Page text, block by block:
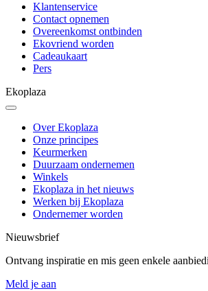
Klantenservice
Contact opnemen
Overeenkomst ontbinden
Ekovriend worden
Cadeaukaart
Pers
Ekoplaza
Over Ekoplaza
Onze principes
Keurmerken
Duurzaam ondernemen
Winkels
Ekoplaza in het nieuws
Werken bij Ekoplaza
Ondernemer worden
Nieuwsbrief
Ontvang inspiratie en mis geen enkele
Meld je aan